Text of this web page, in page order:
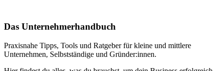
Das Unternehmerhandbuch
Praxisnahe Tipps, Tools und Ratgeber für kleine und mittlere
Unternehmen, Selbstständige und Gründer:innen.